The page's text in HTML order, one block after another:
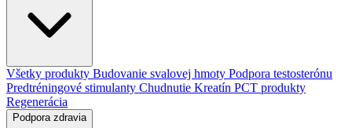
Všetky produkty Budovanie svalovej hmoty Podpora testosterónu
Predtréningové stimulanty Chudnutie Kreatín PCT produkty
Regenerácia
Podpora zdravia